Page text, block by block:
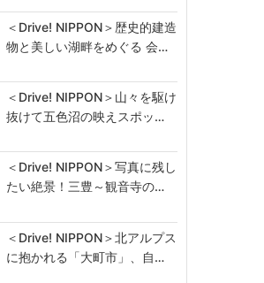
＜Drive! NIPPON＞歴史的建造
物と美しい湖畔をめぐる 会…
＜Drive! NIPPON＞山々を駆け
抜けて五色沼の映えスポッ…
＜Drive! NIPPON＞写真に残し
たい絶景！三豊～観音寺の…
＜Drive! NIPPON＞北アルプス
に抱かれる「大町市」、自…